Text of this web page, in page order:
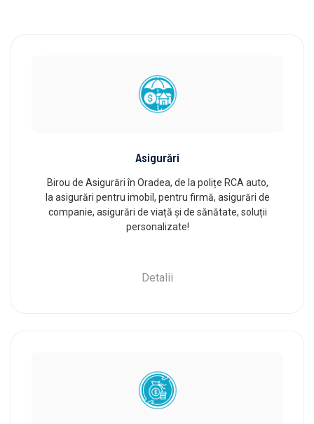
Asigurări
Birou de Asigurări în Oradea, de la polițe RCA auto,
la asigurări pentru imobil, pentru firmă, asigurări de
companie, asigurări de viață și de sănătate, soluții
personalizate!
Detalii